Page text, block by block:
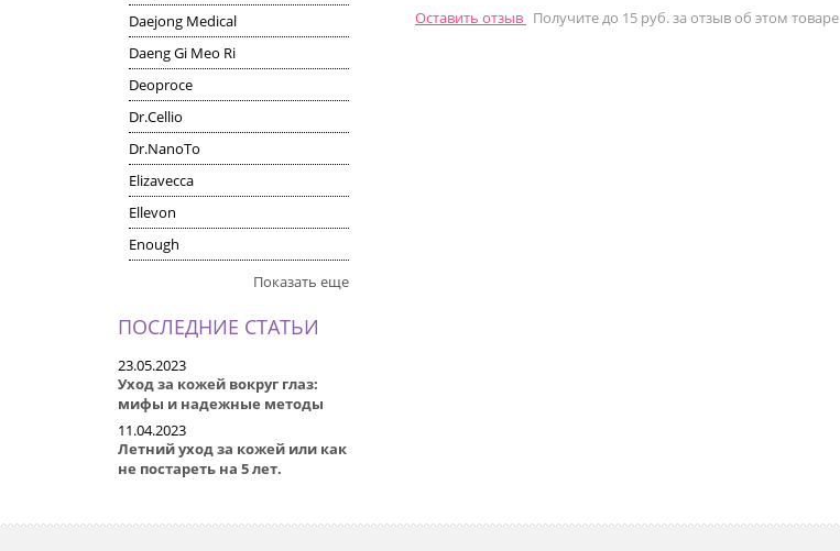
Daejong Medical
Daeng Gi Meo Ri
Deoproce
Dr.Cellio
Dr.NanoTo
Elizavecca
Ellevon
Enough
Показать еще
ПОСЛЕДНИЕ СТАТЬИ
23.05.2023
Уход за кожей вокруг глаз:
мифы и надежные методы
11.04.2023
Летний уход за кожей или как
не постареть на 5 лет.
Оставить отзыв Получите до 15 руб. за отзыв об этом товаре